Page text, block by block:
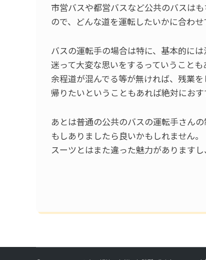
市営バスや都営バスなど公共のバスは
ので、どんな道を運転したいかに合わ
バスの運転手の場合は特に、基本的に
迷って大変な思いをするっていうことも
余程道が混んでる等が無ければ、残業
帰りたいということもあれば絶対におす
あとは普通の公共のバスの運転手さん
もしありましたら良いかもしれません。
スーツとはまた違った魅力があります